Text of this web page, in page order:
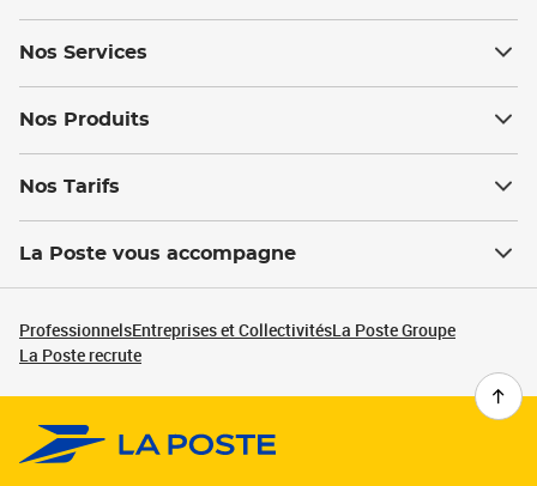
Nos Services
Nos Produits
Nos Tarifs
La Poste vous accompagne
ProfessionnelsEntreprises et CollectivitésLa Poste Groupe
La Poste recrute